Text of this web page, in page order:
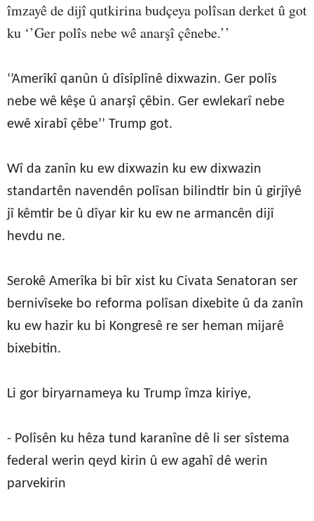
îmzayê de dijî qutkirina budçeya polîsan derket û got
ku ‘’Ger polîs nebe wê anarşî çênebe.’’
‘’Amerîkî qanûn û dîsîplînê dixwazin. Ger polîs
nebe wê kêşe û anarşî çêbin. Ger ewlekarî nebe
ewê xirabî çêbe’’ Trump got.
Wî da zanîn ku ew dixwazin ku ew dixwazin
standartên navendên polîsan bilindtir bin û girjîyê
jî kêmtir be û dîyar kir ku ew ne armancên dijî
hevdu ne.
Serokê Amerîka bi bîr xist ku Civata Senatoran ser
bernivîseke bo reforma polîsan dixebite û da zanîn
ku ew hazir ku bi Kongresê re ser heman mijarê
bixebitin.
Li gor biryarnameya ku Trump îmza kiriye,
- Polîsên ku hêza tund karanîne dê li ser sîstema
federal werin qeyd kirin û ew agahî dê werin
parvekirin